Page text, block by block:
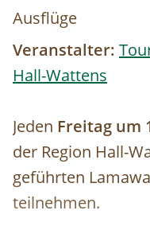
Ausflüge
Veranstalter:
Hall-Wattens
Jeden Freitag um
der Region Hall-
geführten
teilnehmen.